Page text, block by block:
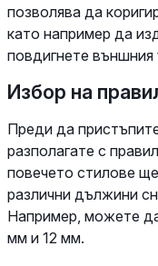
позволява да
като например да
повдигнете външния
Избор на
Преди да
разполагате с
повечето стилове
различни дължини
Например, можете
мм и 12 мм.